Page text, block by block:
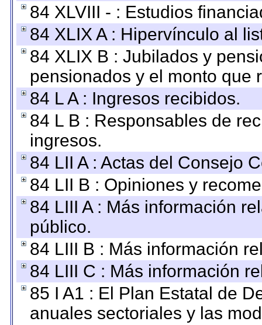
84 XLVIII - : Estudios
84 XLIX A : Hipervínculo al
84 XLIX B : Jubilados y
pensionados y el monto que
84 L A : Ingresos recibidos.
84 L B : Responsables de
ingresos.
84 LII A : Actas del Consejo
84 LII B : Opiniones y
84 LIII A : Más información
público.
84 LIII B : Más información
84 LIII C : Más información
85 I A1 : El Plan Estatal de
anuales sectoriales y las